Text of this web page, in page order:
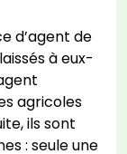
d’agent de
à eux-
agricoles
ils sont
: seule une